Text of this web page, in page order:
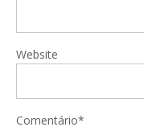
Website
Comentário*